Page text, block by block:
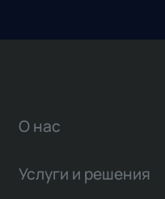
О нас
Услуги и решения